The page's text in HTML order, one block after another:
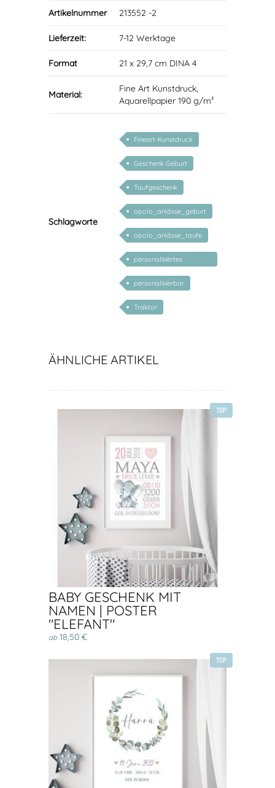
Artikelnummer 213552 -2
Lieferzeit: 7-12 Werktage
Format 21 x 29,7 cm DINA 4
Material:
Fine Art Kunstdruck,
Aquarellpapier 190 g/m²
Schlagworte
Fineart-Kunstdruck
Geschenk Geburt
Taufgeschenk
opolo_anlässe_geburt
opolo_anlässe_taufe
personalisiertes
Geschenk Baby
personalisierbar
Traktor
ÄHNLICHE ARTIKEL
TOP
BABY GESCHENK MIT
NAMEN | POSTER
"ELEFANT"
ab18,50 €
TOP